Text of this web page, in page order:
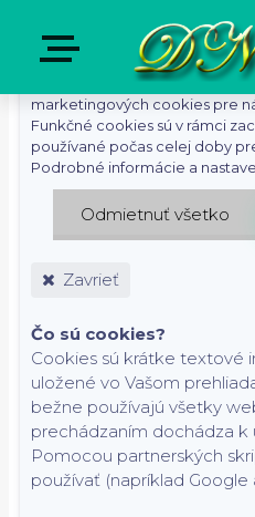
S cieľom uľahčiť
stránky využívame cookies.
súhlasíte s použitím
marketingových cookies pre
Funkčné cookies sú v rámci
používané počas celej doby
Podrobné informácie a
Odmietnuť všetko
Zavrieť
Čo sú cookies?
Cookies sú krátke textové
uložené vo Vašom
bežne používajú všetky
prechádzaním dochádza k
Pomocou partnerských
používať (napríklad Google